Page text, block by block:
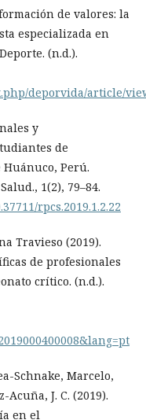
de valores: la
especializada en
(n.d.).
deporvida/article/
y
de
Perú.
1(2), 79–84.
rpcs.2019.1.2.22
Travieso (2019).
de profesionales
crítico. (n.d.).
Schnake, Marcelo,
J. C. (2019).
en el